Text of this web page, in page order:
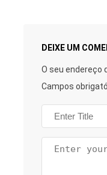
DEIXE UM
O seu endereço
Campos